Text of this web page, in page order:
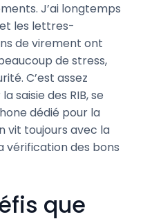
J’ai longtemps
les lettres-
de virement ont
de stress,
C’est assez
saisie des RIB, se
dédié pour la
vit toujours avec la
vérification des bons
que